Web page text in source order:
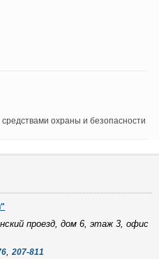
охраны и безопасности
проезд, дом 6, этаж 3, офис
,207-811